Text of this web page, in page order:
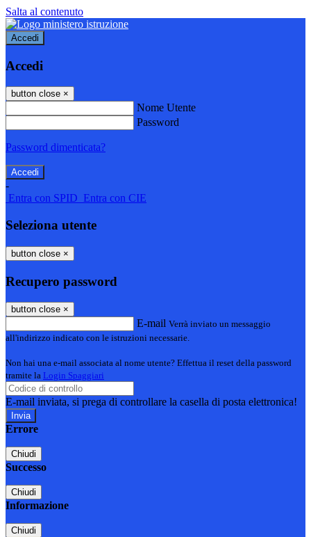
Salta al contenuto
Accedi
Accedi
button close ×
Nome Utente
Password
Password dimenticata?
-
Entra con SPID Entra con CIE
Seleziona utente
button close ×
Recupero password
button close ×
E-mail Verrà inviato un messaggio
all'indirizzo indicato con le istruzioni necessarie.
Non hai una e-mail associata al nome utente? Effettua il reset della password
tramite la Login Spaggiari
E-mail inviata, si prega di controllare la casella di posta elettronica!
Errore
Chiudi
Successo
Chiudi
Informazione
Chiudi